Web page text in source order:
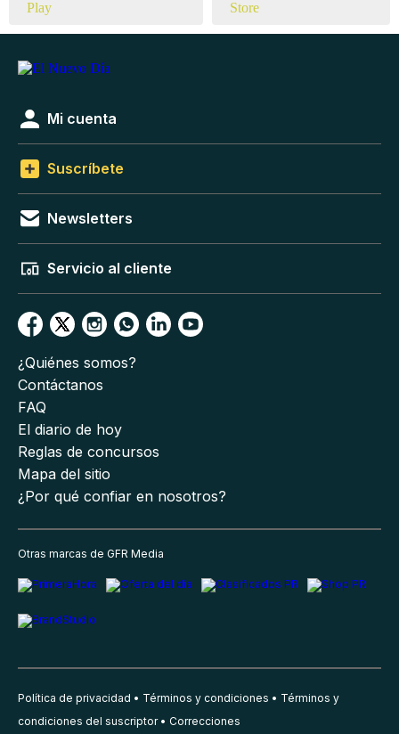
Mi cuenta
Suscríbete
Newsletters
Servicio al cliente
¿Quiénes somos?
Contáctanos
FAQ
El diario de hoy
Reglas de concursos
Mapa del sitio
¿Por qué confiar en nosotros?
Otras marcas de GFR Media
Política de privacidad Términos y condiciones
Términos y
condiciones del suscriptor
Correcciones